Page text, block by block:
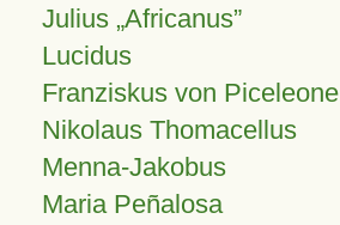
Julius Africanus
Lucidus
Franziskus von Piceleone
Nikolaus Thomacellus
Menna-Jakobus
Maria Peñalosa